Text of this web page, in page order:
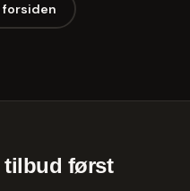
forsiden
tilbud først